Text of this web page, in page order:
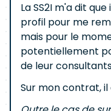
La SS2I m'a dit
profil pour me
mais pour le
potentiellement
de leur
Sur mon contrat, il